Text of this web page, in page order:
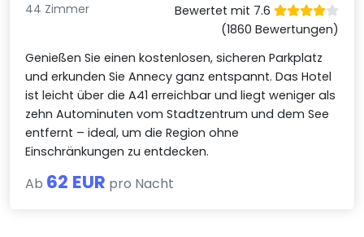
44 Zimmer
Bewertet mit 7.6
(1860 Bewertungen)
Genießen Sie einen kostenlosen, sicheren Parkplatz
und erkunden Sie Annecy ganz entspannt. Das Hotel
ist leicht über die A41 erreichbar und liegt weniger als
zehn Autominuten vom Stadtzentrum und dem See
entfernt – ideal, um die Region ohne
Einschränkungen zu entdecken.
Ab 62 EUR pro Nacht